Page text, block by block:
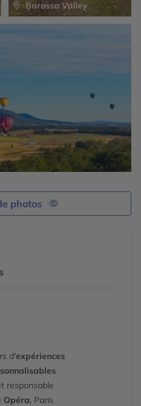
Barossa Valley
photos
d'expériences
responsable
Opéra, Paris